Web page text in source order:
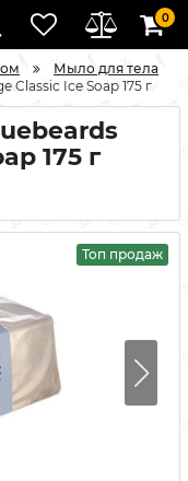
0
Мыло для тела
Classic Ice Soap 175 г
175 г
Топ продаж